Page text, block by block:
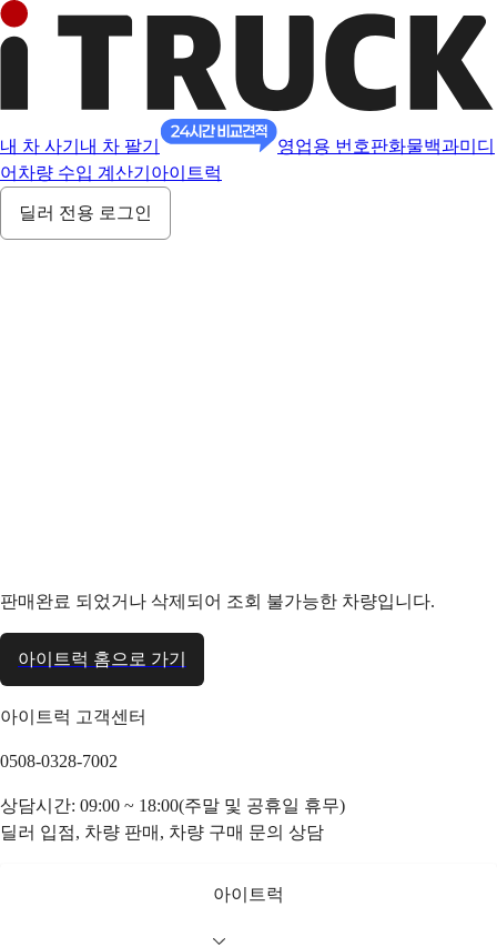
내 차 사기 내 차 팔기 영업용 번호판화물백과미디
어 차량 수입 계산기 아이트럭
딜러 전용 로그인
판매완료 되었거나 삭제되어 조회 불가능한 차량입니다.
아이트럭 홈으로 가기
아이트럭 고객센터
0508-0328-7002
상담시간: 09:00 ~ 18:00(주말 및 공휴일 휴무)
딜러 입점, 차량 판매, 차량 구매 문의 상담
아이트럭